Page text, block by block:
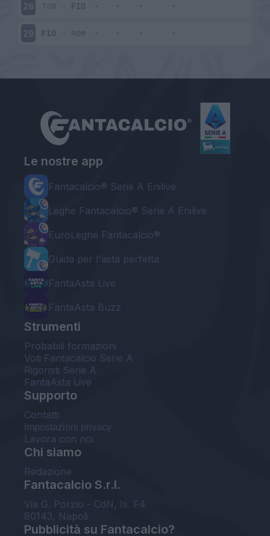
28 TOR - FIO
29 FIO - ROM
Le nostre app
Fantacalcio® Serie A Enilive
Leghe Fantacalcio® Serie A Enilive
EuroLeghe Fantacalcio®
Guida per l'asta perfetta
FantaAsta Live
FantaAsta Buzz
Strumenti
Probabili formazioni
Voti Fantacalcio Serie A
Rigoristi Serie A
FantaAsta Live
Supporto
Contatti
Impostazioni privacy
Lavora con noi
Chi siamo
Redazione
Fantacalcio S.r.l.
Via G. Porzio - CdN, Is. F4
80143, Napoli
Pubblicità su Fantacalcio?